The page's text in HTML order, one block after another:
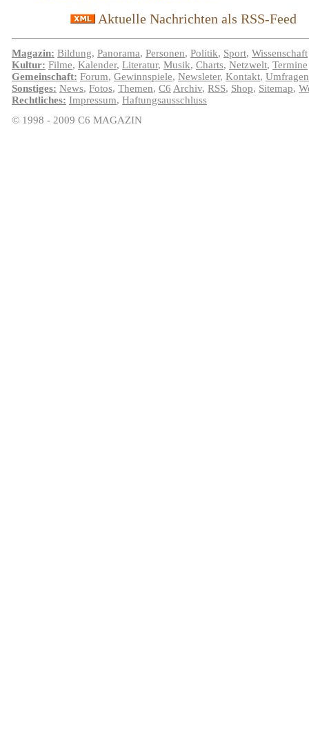
Aktuelle Nachrichten als RSS-Feed
Magazin: Bildung, Panorama, Personen, Politik, Sport, Wissenschaft
Kultur: Filme, Kalender, Literatur, Musik, Charts, Netzwelt, Termine
Gemeinschaft: Forum, Gewinnspiele, Newsleter, Kontakt, Umfragen
Sonstiges: News, Fotos, Themen, C6 Archiv, RSS, Shop, Sitemap,
Rechtliches: Impressum, Haftungsausschluss
© 1998 - 2009 C6 MAGAZIN